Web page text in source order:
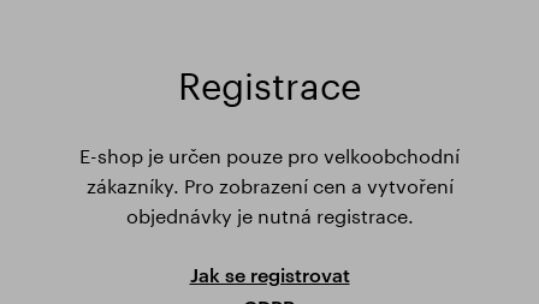
Registrace
E-shop je určen pouze pro velkoobchodní
zákazníky. Pro zobrazení cen a vytvoření
objednávky je nutná registrace.
Jak se registrovat